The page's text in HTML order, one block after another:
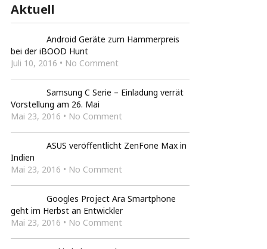
Aktuell
Android Geräte zum Hammerpreis
bei der iBOOD Hunt
Juli 10, 2016 • No Comment
Samsung C Serie – Einladung verrät
Vorstellung am 26. Mai
Mai 23, 2016 • No Comment
ASUS veröffentlicht ZenFone Max in
Indien
Mai 23, 2016 • No Comment
Googles Project Ara Smartphone
geht im Herbst an Entwickler
Mai 23, 2016 • No Comment